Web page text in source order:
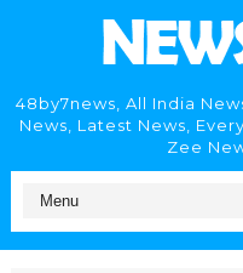
48by7news, All India
News, Latest News,
Zee